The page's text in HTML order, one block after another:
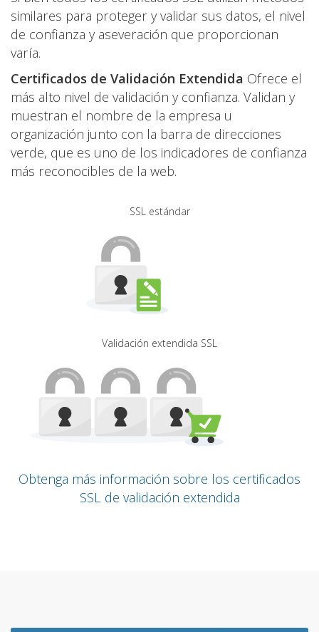
similares para proteger y validar sus datos, el nivel
de confianza y aseveración que proporcionan
varía.
Certificados de Validación Extendida Ofrece el
más alto nivel de validación y confianza. Validan y
muestran el nombre de la empresa u
organización junto con la barra de direcciones
verde, que es uno de los indicadores de confianza
más reconocibles de la web.
SSL estándar
Validación extendida SSL
Obtenga más información sobre los certificados
SSL de validación extendida